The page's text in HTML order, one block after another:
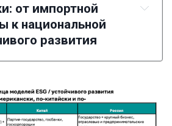
от импортной
к национальной
развития